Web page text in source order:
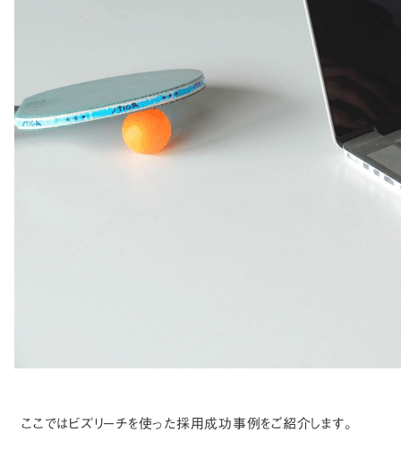
ここではビズリーチを使った採用成功事例をご紹介します。